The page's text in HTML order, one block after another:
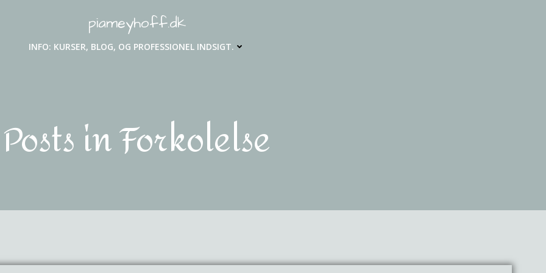
piameyhoff.dk
INFO: KURSER, BLOG, OG PROFESSIONEL INDSIGT.
Posts in Forkølelse